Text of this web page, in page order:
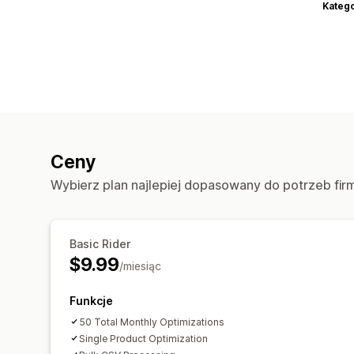
Ceny
Wybierz plan najlepiej dopasowany do potrzeb
Basic Rider
$9.99/miesiąc
Funkcje
50 Total Monthly Optimizations
Single Product Optimization